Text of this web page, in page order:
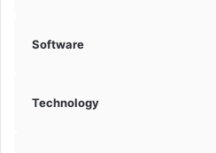
Software
Technology